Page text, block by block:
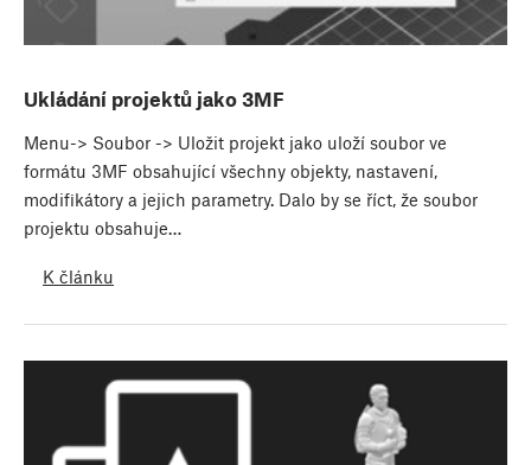
Ukládání projektů jako 3MF
Menu-> Soubor -> Uložit projekt jako uloží soubor ve
formátu 3MF obsahující všechny objekty, nastavení,
modifikátory a jejich parametry. Dalo by se říct, že soubor
projektu obsahuje…
K článku